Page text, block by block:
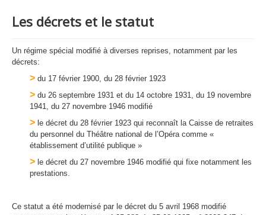
Les décrets et le statut
Un régime spécial modifié à diverses reprises, notamment par les
décrets:
> du 17 février 1900, du 28 février 1923
> du 26 septembre 1931 et du 14 octobre 1931, du 19 novembre
1941, du 27 novembre 1946 modifié
> le décret du 28 février 1923 qui reconnaît la Caisse de retraites
du personnel du Théâtre national de l’Opéra comme «
établissement d’utilité publique »
> le décret du 27 novembre 1946 modifié qui fixe notamment les
prestations.
Ce statut a été modernisé par le décret du 5 avril 1968 modifié